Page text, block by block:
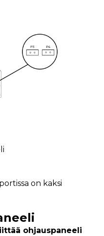
on kaksi
liittää ohjauspaneeli